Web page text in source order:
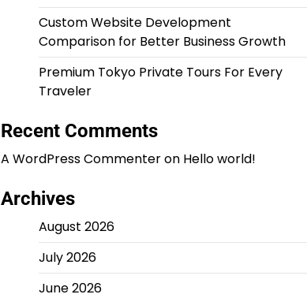
Custom Website Development
Comparison for Better Business Growth
Premium Tokyo Private Tours For Every
Traveler
Recent Comments
A WordPress Commenteron Hello world!
Archives
August 2026
July 2026
June 2026